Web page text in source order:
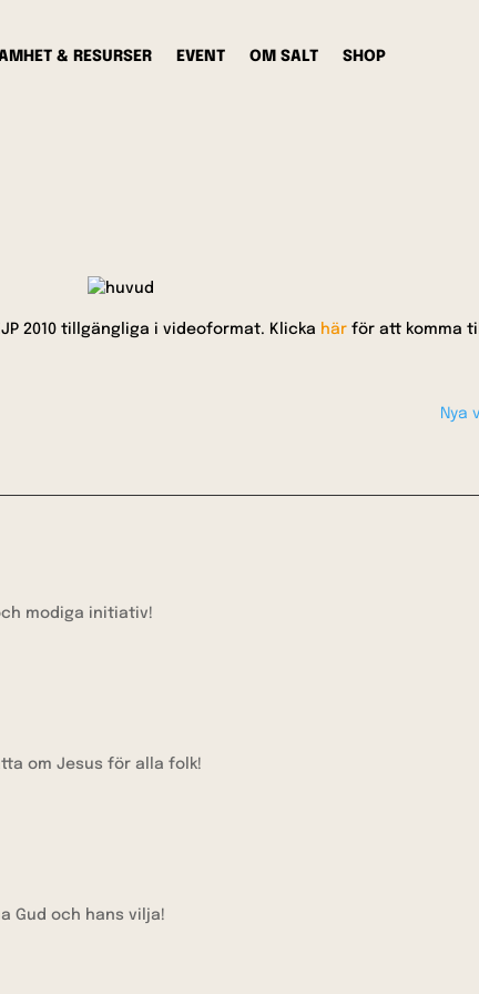
& RESURSER EVENT OM SALT SHOP
2010 tillgängliga i videoformat. Klicka här för att komma
Nya
modiga initiativ!
om Jesus för alla folk!
Gud och hans vilja!